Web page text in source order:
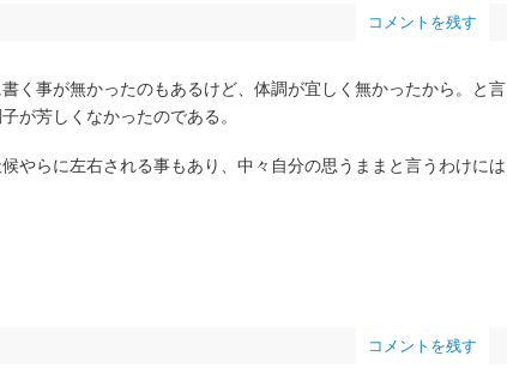
コメントを残す
く事が無かったのもあるけど、体調が宜しく無かったから。と言
が芳しくなかったのである。
やらに左右される事もあり、中々自分の思うままと言うわけには
コメントを残す